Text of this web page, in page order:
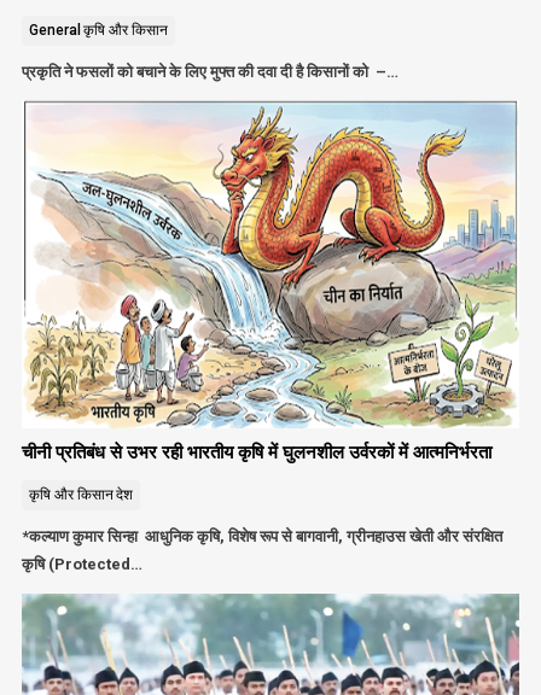
General कृषि और किसान
प्रकृति ने फसलों को बचाने के लिए मुफ्त की दवा दी है किसानों को –…
चीनी प्रतिबंध से उभर रही भारतीय कृषि में घुलनशील उर्वरकों में आत्मनिर्भरता
कृषि और किसानदेश
*कल्याण कुमार सिन्हा आधुनिक कृषि, विशेष रूप से बागवानी, ग्रीनहाउस खेती और संरक्षित
कृषि (Protected…